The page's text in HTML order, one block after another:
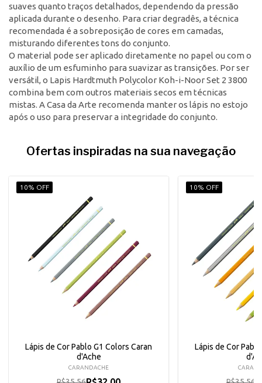
suaves quanto traços detalhados, dependendo da pressão
aplicada durante o desenho. Para criar degradês, a técnica
recomendada é a sobreposição de cores em camadas,
misturando diferentes tons do conjunto.
O material pode ser aplicado diretamente no papel ou com o
auxílio de um esfuminho para suavizar as transições. Por ser
versátil, o Lapis Hardtmuth Polycolor Koh-i-Noor Set 2 3800
combina bem com outros materiais secos em técnicas
mistas. A Casa da Arte recomenda manter os lápis no estojo
após o uso para preservar a integridade do conjunto.
Ofertas inspiradas na sua navegação
10% OFF
Lápis de Cor Pablo G1 Colors Caran
d'Ache
CARANDACHE
10% OFF
Lápis de Cor